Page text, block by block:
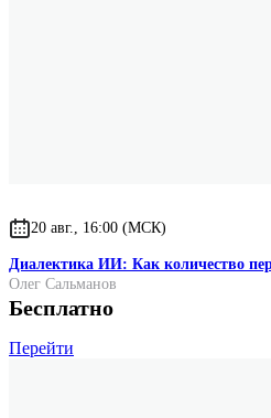
20 авг., 16:00 (МСК)
Диалектика ИИ: Как количество
Олег Сальманов
Бесплатно
Перейти